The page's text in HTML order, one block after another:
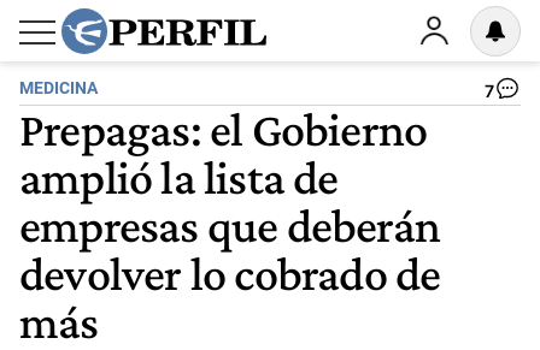
MEDICINA 7
Prepagas: el Gobierno
amplió la lista de
empresas que deberán
devolver lo cobrado de
más